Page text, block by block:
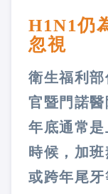
H1N1仍
忽視
衛生福利
官暨門諾醫
年底通常
時候，加
或跨年尾